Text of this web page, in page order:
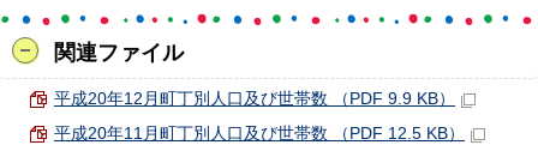
関連ファイル
平成20年12月町丁別人口及び世帯数 （PDF 9.9 KB）
平成20年11月町丁別人口及び世帯数 （PDF 12.5 KB）